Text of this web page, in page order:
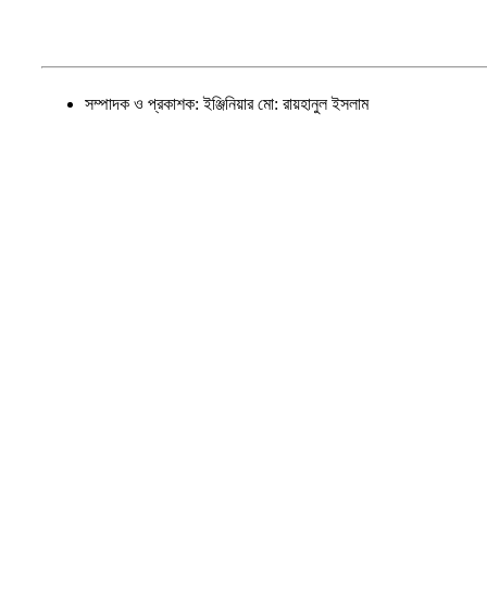
সম্পাদক ও প্রকাশক: ইঞ্জিনিয়ার মো: রায়হানুল ইসলাম